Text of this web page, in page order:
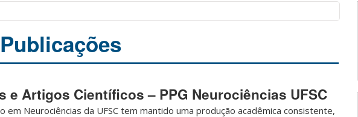
e Artigos Científicos – PPG Neurociências UFSC
em Neurociências da UFSC tem mantido uma produção acadêmica consistente,